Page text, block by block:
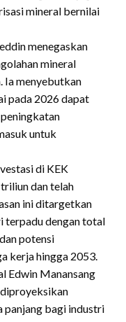
mineral bernilai
menegaskan
mineral
Ia menyebutkan
pada 2026 dapat
untuk
di KEK
dan telah
ini ditargetkan
terpadu dengan total
potensi
kerja hingga 2053.
Edwin Manansang
panjang bagi industri